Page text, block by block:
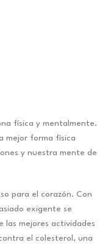
física y mentalmente.
mejor forma física
y nuestra mente de
para el corazón. Con
exigente se
las mejores actividades
el colesterol, una